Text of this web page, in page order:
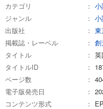
カテゴリ
ジャンル
小
出版社
東
掲載誌・レーベル
タイトル
タイトルID
ページ数
電子版発売日
コンテンツ形式